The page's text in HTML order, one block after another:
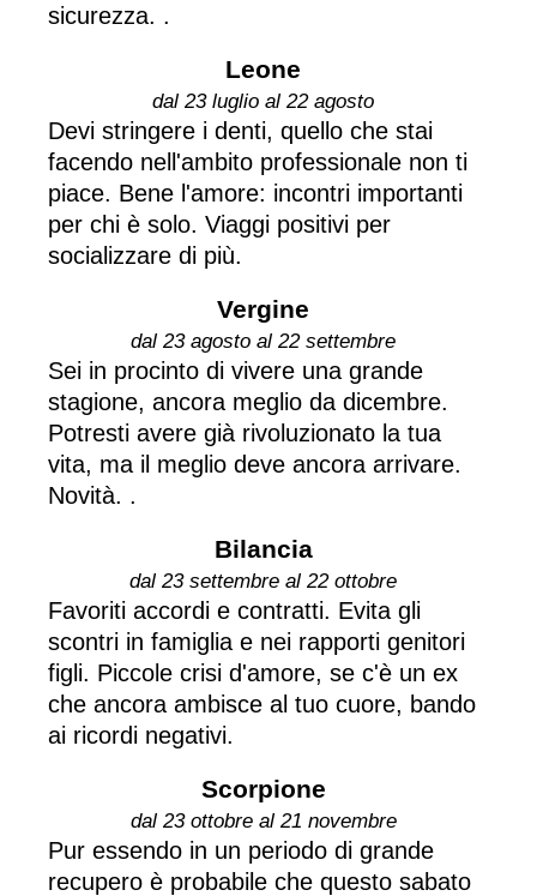
sicurezza. .
Leone
dal 23 luglio al 22 agosto
Devi stringere i denti, quello che stai
facendo nell'ambito professionale non ti
piace. Bene l'amore: incontri importanti
per chi è solo. Viaggi positivi per
socializzare di più.
Vergine
dal 23 agosto al 22 settembre
Sei in procinto di vivere una grande
stagione, ancora meglio da dicembre.
Potresti avere già rivoluzionato la tua
vita, ma il meglio deve ancora arrivare.
Novità. .
Bilancia
dal 23 settembre al 22 ottobre
Favoriti accordi e contratti. Evita gli
scontri in famiglia e nei rapporti genitori
figli. Piccole crisi d'amore, se c'è un ex
che ancora ambisce al tuo cuore, bando
ai ricordi negativi.
Scorpione
dal 23 ottobre al 21 novembre
Pur essendo in un periodo di grande
recupero è probabile che questo sabato